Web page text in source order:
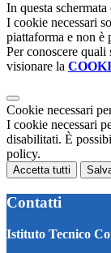
In questa
I cookie necessari
piattaforma e non è
Per conoscere
visionare la
Cookie necessari
I cookie necessari
disabilitati. È
policy.
Accetta tutti
Contatti
Istituto Tecnico